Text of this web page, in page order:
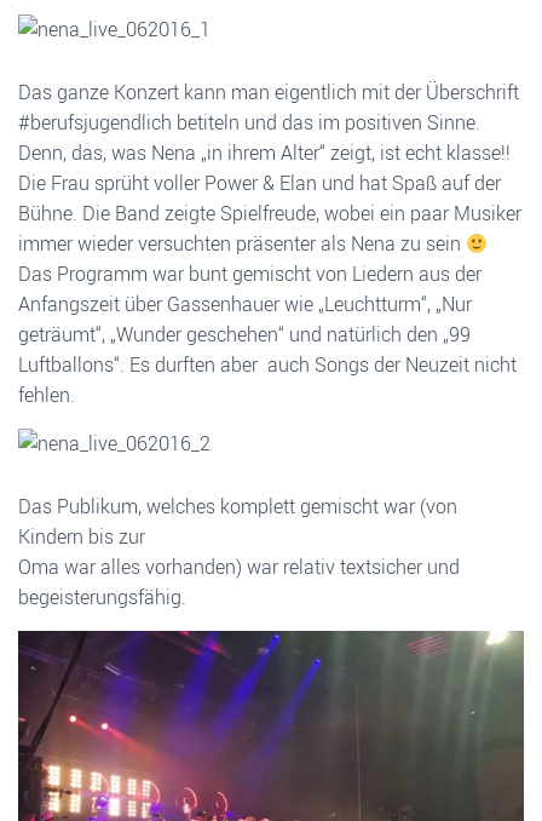
Das ganze Konzert kann man eigentlich mit der Überschrift
#berufsjugendlich betiteln und das im positiven Sinne.
Denn, das, was Nena „in ihrem Alter“ zeigt, ist echt klasse!!
Die Frau sprüht voller Power & Elan und hat Spaß auf der
Bühne. Die Band zeigte Spielfreude, wobei ein paar Musiker
immer wieder versuchten präsenter als Nena zu sein
Das Programm war bunt gemischt von Liedern aus der
Anfangszeit über Gassenhauer wie „Leuchtturm“, „Nur
geträumt“, „Wunder geschehen“ und natürlich den „99
Luftballons“. Es durften aber auch Songs der Neuzeit nicht
fehlen.
Das Publikum, welches komplett gemischt war (von
Kindern bis zur
Oma war alles vorhanden) war relativ textsicher und
begeisterungsfähig.